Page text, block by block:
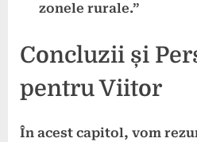
zonele rurale.”
Concluzii și
pentru Viitor
În acest capitol, vom